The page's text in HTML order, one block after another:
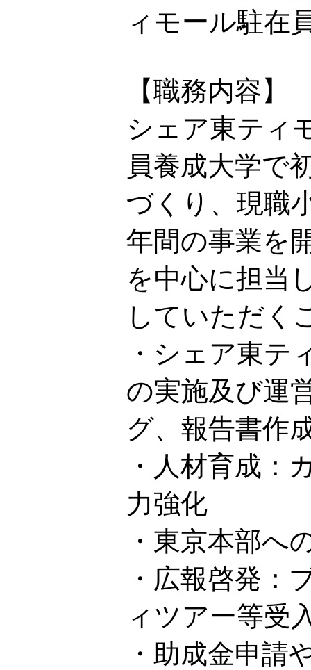
ィモール駐在
【職務内容】
シェア東ティ
員養成大学で
づくり、現職
年間の事業を
を中心に担当
していただく
・シェア東テ
の実施及び運
グ、報告書作
・人材育成：
力強化
・東京本部へ
・広報啓発：
ィツアー等受
・助成金申請